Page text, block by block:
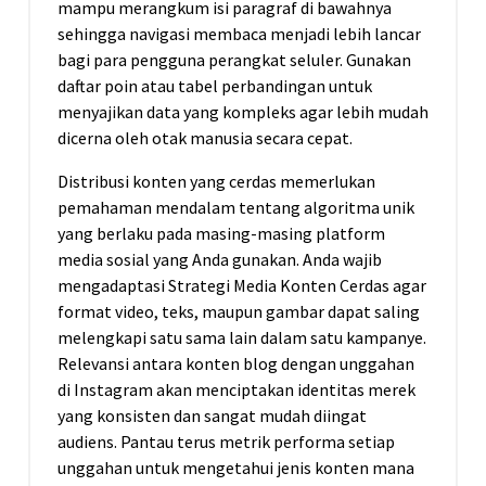
mampu merangkum isi paragraf di bawahnya
sehingga navigasi membaca menjadi lebih lancar
bagi para pengguna perangkat seluler. Gunakan
daftar poin atau tabel perbandingan untuk
menyajikan data yang kompleks agar lebih mudah
dicerna oleh otak manusia secara cepat.
Distribusi konten yang cerdas memerlukan
pemahaman mendalam tentang algoritma unik
yang berlaku pada masing-masing platform
media sosial yang Anda gunakan. Anda wajib
mengadaptasi Strategi Media Konten Cerdas agar
format video, teks, maupun gambar dapat saling
melengkapi satu sama lain dalam satu kampanye.
Relevansi antara konten blog dengan unggahan
di Instagram akan menciptakan identitas merek
yang konsisten dan sangat mudah diingat
audiens. Pantau terus metrik performa setiap
unggahan untuk mengetahui jenis konten mana